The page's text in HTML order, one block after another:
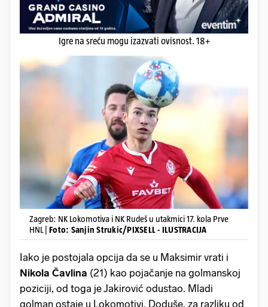
Igre na sreću mogu izazvati ovisnost. 18+
Zagreb: NK Lokomotiva i NK Rudeš u utakmici 17. kola Prve
HNL | Foto: Sanjin Strukic/PIXSELL - ILUSTRACIJA
Iako je postojala opcija da se u Maksimir vrati i
Nikola Čavlina (21) kao pojačanje na golmanskoj
poziciji, od toga je Jakirović odustao. Mladi
golman ostaje u Lokomotivi. Doduše, za razliku od